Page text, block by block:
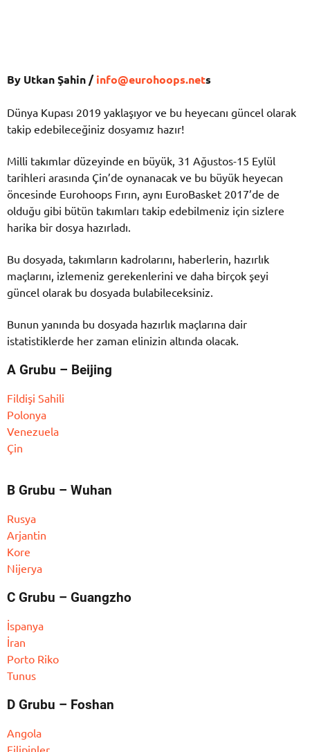
By Utkan Şahin /info@eurohoops.nets
Dünya Kupası 2019 yaklaşıyor ve bu heyecanı güncel olarak
takip edebileceğiniz dosyamız hazır!
Milli takımlar düzeyinde en büyük, 31 Ağustos-15 Eylül
tarihleri arasında Çin’de oynanacak ve bu büyük heyecan
öncesinde Eurohoops Fırın, aynı EuroBasket 2017’de de
olduğu gibi bütün takımları takip edebilmeniz için sizlere
harika bir dosya hazırladı.
Bu dosyada, takımların kadrolarını, haberlerin, hazırlık
maçlarını, izlemeniz gerekenlerini ve daha birçok şeyi
güncel olarak bu dosyada bulabileceksiniz.
Bunun yanında bu dosyada hazırlık maçlarına dair
istatistiklerde her zaman elinizin altında olacak.
A Grubu – Beijing
Fildişi Sahili
Polonya
Venezuela
Çin
B Grubu – Wuhan
Rusya
Arjantin
Kore
Nijerya
C Grubu – Guangzho
İspanya
İran
Porto Riko
Tunus
D Grubu – Foshan
Angola
Filipinler